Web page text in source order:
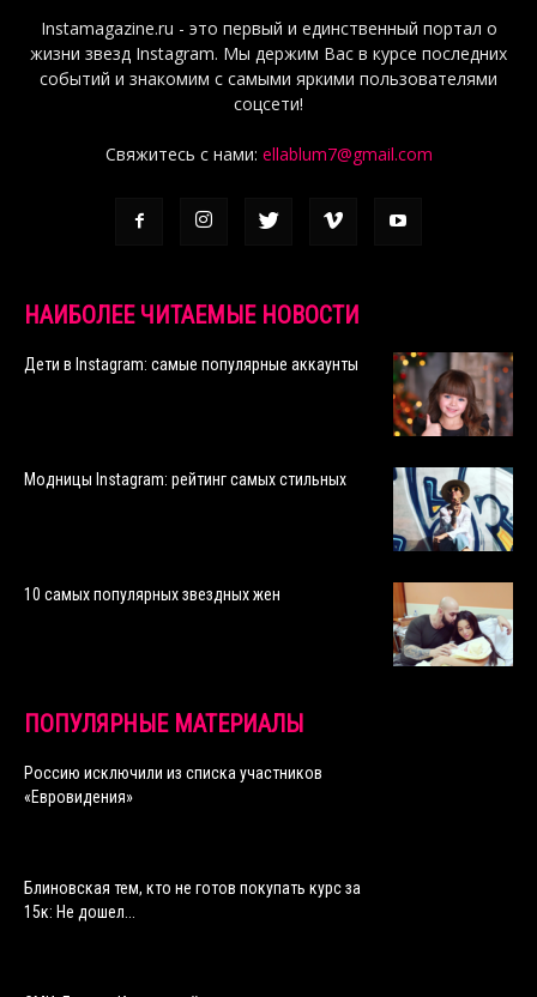
Instamagazine.ru - это первый и единственный портал о
жизни звезд Instagram. Мы держим Вас в курсе последних
событий и знакомим с самыми яркими пользователями
соцсети!
Свяжитесь с нами: ellablum7@gmail.com
НАИБОЛЕЕ ЧИТАЕМЫЕ НОВОСТИ
Дети в Instagram: самые популярные аккаунты
Модницы Instagram: рейтинг самых стильных
10 самых популярных звездных жен
ПОПУЛЯРНЫЕ МАТЕРИАЛЫ
Россию исключили из списка участников
«Евровидения»
Блиновская тем, кто не готов покупать курс за
15к: Не дошел...